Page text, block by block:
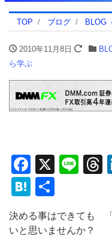
TOP ブログ BLOG
2010年11月8日
ら学ぶ
X
Hatena
決める事はできても
いと思いませんか？